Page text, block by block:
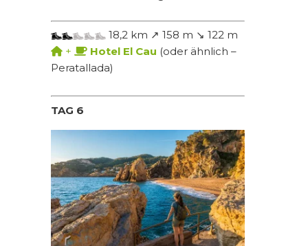
18,2 km ↗ 158 m ↘ 122 m
+
Hotel El Cau (oder ähnlich –
Peratallada)
TAG 6